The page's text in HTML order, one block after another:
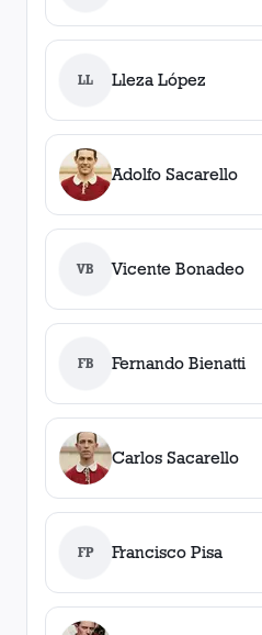
LL Lleza López
Adolfo Sacarello
VB Vicente Bonadeo
FB Fernando Bienatti
Carlos Sacarello
FP Francisco Pisa